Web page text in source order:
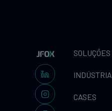
SOLUÇÕES
INDÚSTRIA
CASES